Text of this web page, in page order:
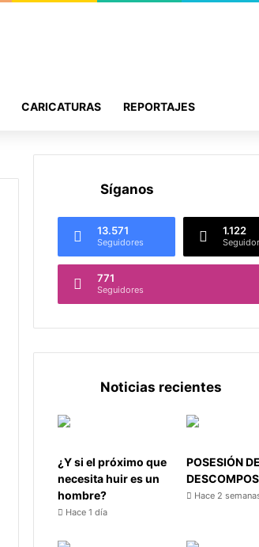
CARICATURAS REPORTAJES
Síganos
13.571
Seguidores
1.122
771
Seguidores
Noticias recientes
¿Y si el próximo que
necesita huir es un
hombre?
Hace 1 día
POSESIÓN
Hace 2